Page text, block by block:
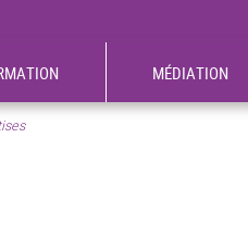
MÉDIATION